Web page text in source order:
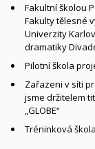
Fakultní školou
Fakulty tělesné
Univerzity
dramatiky
Pilotní škola
Zařazeni v síti
jsme držitelem
„GLOBE“
Tréninková